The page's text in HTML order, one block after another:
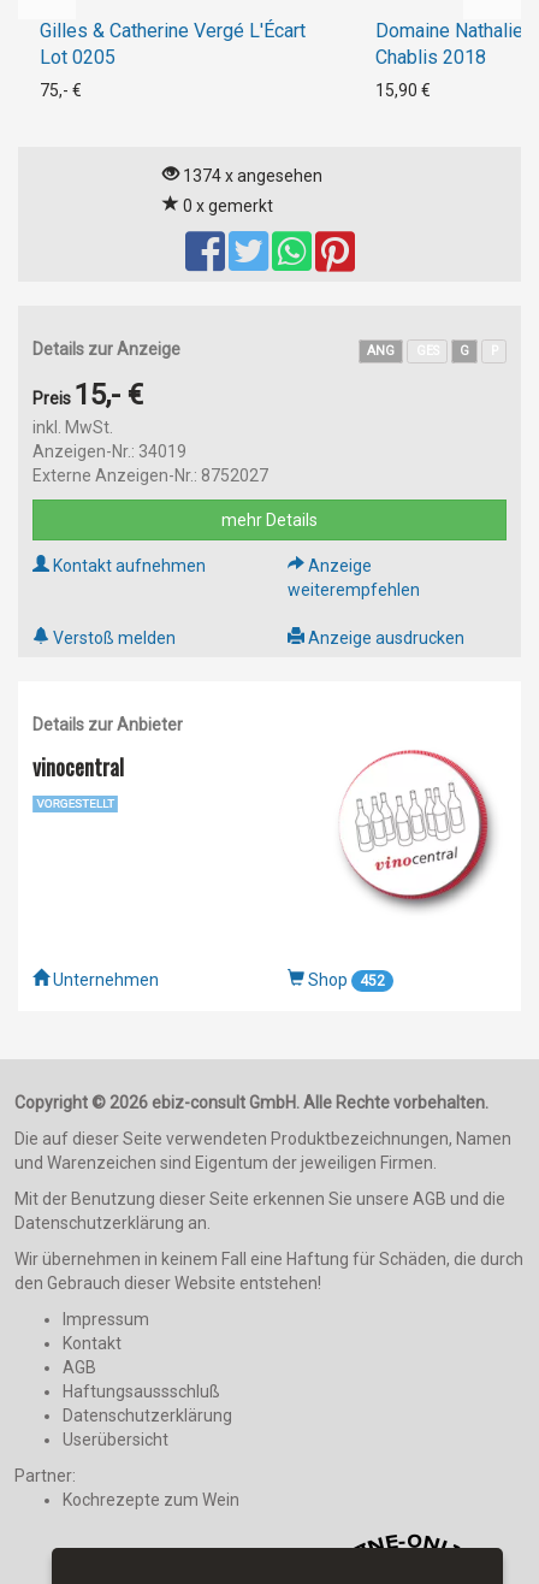
Gilles & Catherine Vergé L'Écart
Lot 0205
75,- €
Domaine Nathalie
Chablis 2018
15,90 €
1374 x angesehen
0 x gemerkt
Details zur Anzeige ANG G
Preis 15,- €
inkl. MwSt.
Anzeigen-Nr.: 34019
Externe Anzeigen-Nr.: 8752027
mehr Details
Kontakt aufnehmen
Anzeige
weiterempfehlen
Verstoß melden Anzeige ausdrucken
Details zur Anbieter
vinocentral
Unternehmen Shop 452
Copyright © 2026 ebiz-consult GmbH. Alle Rechte vorbehalten.
Die auf dieser Seite verwendeten Produktbezeichnungen, Namen
und Warenzeichen sind Eigentum der jeweiligen Firmen.
Mit der Benutzung dieser Seite erkennen Sie unsere AGB und die
Datenschutzerklärung an.
Wir übernehmen in keinem Fall eine Haftung für Schäden, die durch
den Gebrauch dieser Website entstehen!
Impressum
Kontakt
AGB
Haftungsaussschluß
Datenschutzerklärung
Userübersicht
Partner:
Kochrezepte zum Wein